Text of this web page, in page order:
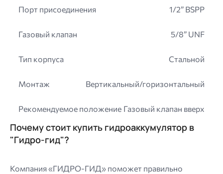
Порт присоединения 1/2” BSPP
Газовый клапан 5/8” UNF
Тип корпуса Стальной
Монтаж Вертикальный/горизонтальный
Рекомендуемое положение Газовый клапан вверх
Почему стоит купить гидроаккумулятор в
"Гидро-гид"?
Компания «ГИДРО-ГИД» поможет правильно